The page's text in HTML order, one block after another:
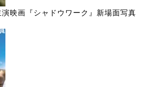
映画『シャドウワーク』新場面写真